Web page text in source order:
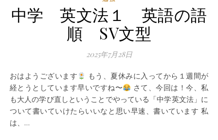
中学 英文法１ 英語の語
順 SV文型
2025年7月28日
おはようございます
もう、夏休みに入ってから１週間が
経とうとしています早いですね〜
さて、今回は！今、私
も大人の学び直しということでやっている「中学英文法」に
ついて書いていけたらいいなと思い早速、書いています 私
は、…